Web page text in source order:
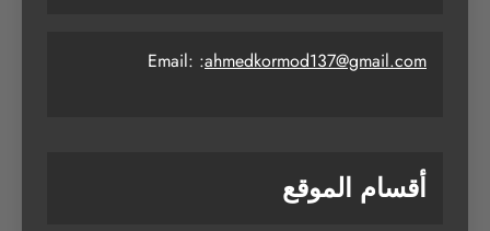
Email: :ahmedkormod137@gmail.com
أقسام الموقع